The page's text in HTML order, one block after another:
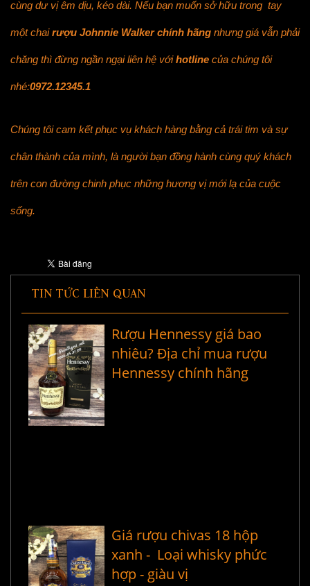
cùng dư vị êm dịu, kéo dài. Nếu bạn muốn sở hữu trong tay
một chairượu Johnnie Walker chính hãng nhưng giá vẫn phải
chăng thì đừng ngần ngại liên hệ vớihotline của chúng tôi
nhé:0972.12345.1
Chúng tôi cam kết phục vụ khách hàng bằng cả trái tim và sự
chân thành của mình, là người bạn đồng hành cùng quý khách
trên con đường chinh phục những hương vị mới lạ của cuộc
sống.
TIN TỨC LIÊN QUAN
Rượu Hennessy giá bao
nhiêu? Địa chỉ mua rượu
Hennessy chính hãng
Giá rượu chivas 18 hộp
xanh - Loại whisky phức
hợp - giàu vị